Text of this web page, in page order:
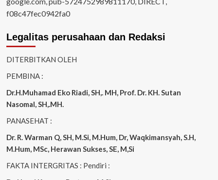
f08c47fec0942fa0
Legalitas perusahaan dan Redaksi
DITERBITKAN OLEH
PEMBINA :
Dr.H.Muhamad Eko Riadi , SH,. MH , Prof. Dr. KH. Sutan
Nasomal, SH,.MH.
PANASEHAT :
Dr. R. Warman Q, SH, M.Si, M.Hum Dr, Waqkimansyah, S.H,
M.Hum, MSc, Herawan Sukses, SE, M,Si
FAKTA INTERGRITAS : Pendiri :